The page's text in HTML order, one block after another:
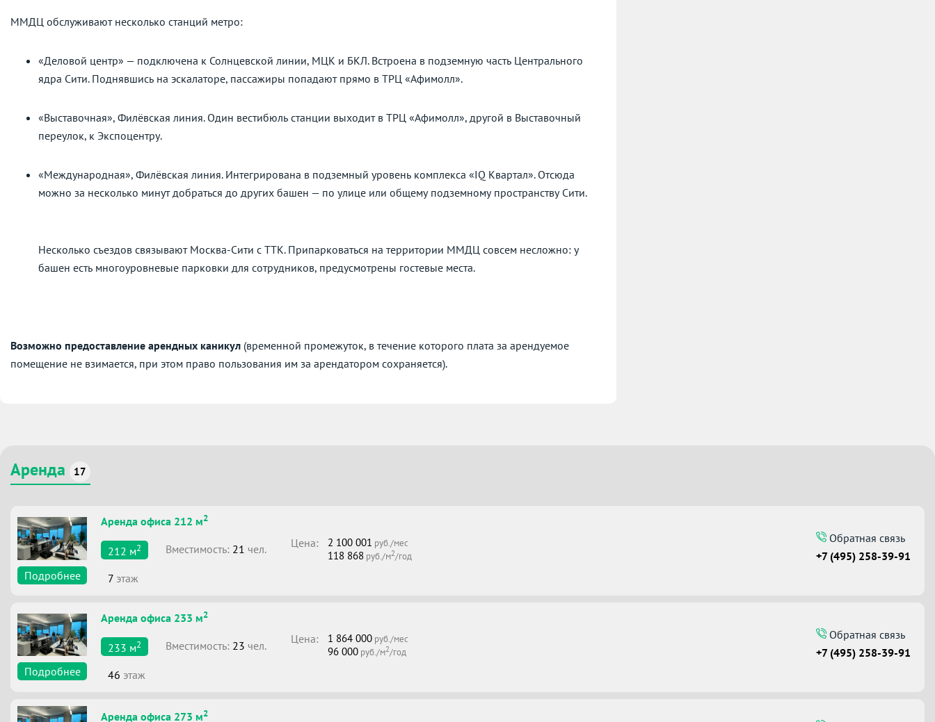
ММДЦ обслуживают несколько станций метро:
«Деловой центр» — подключена к Солнцевской линии, МЦК и БКЛ. Встроена в подземную часть Центрального
ядра Сити. Поднявшись на эскалаторе, пассажиры попадают прямо в ТРЦ «Афимолл».
«Выставочная», Филёвская линия. Один вестибюль станции выходит в ТРЦ «Афимолл», другой в Выставочный
переулок, к Экспоцентру.
«Международная», Филёвская линия. Интегрирована в подземный уровень комплекса «IQ Квартал». Отсюда
можно за несколько минут добраться до других башен — по улице или общему подземному пространству Сити.
Несколько съездов связывают Москва-Сити с ТТК. Припарковаться на территории ММДЦ совсем несложно: у
башен есть многоуровневые парковки для сотрудников, предусмотрены гостевые места.
Возможно предоставление арендных каникул (временной промежуток, в течение которого плата за арендуемое
помещение не взимается, при этом право пользования им за арендатором сохраняется).
Аренда 17
Подробнее
Аренда офиса 212 м2
212 м2 Вместимоcть: 21 чел. Цена: 2 100 001 руб./мес
118 868 руб./м2/год
7 этаж
Обратная связь
+7 (495) 258-39-91
Подробнее
Аренда офиса 233 м2
233 м2 Вместимоcть: 23 чел. Цена: 1 864 000 руб./мес
96 000 руб./м2/год
46 этаж
Обратная связь
+7 (495) 258-39-91
Аренда офиса 273 м2